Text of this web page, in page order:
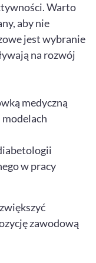
Warto
aby nie
jest wybranie
na rozwój
medyczną
w pracy
zawodową